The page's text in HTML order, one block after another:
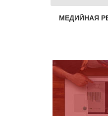
МЕДИЙНАЯ